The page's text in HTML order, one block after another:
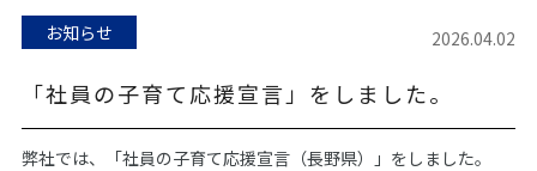
お知らせ 2026.04.02
「社員の子育て応援宣言」をしました。
弊社では、「社員の子育て応援宣言（長野県）」をしました。